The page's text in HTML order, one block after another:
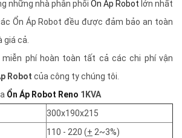
những nhà phân phối Ổn Áp Robot lớn nhất
Ổn Áp Robot đều được đảm bảo an toàn
giá cả.
phí hoàn toàn tất cả các chi phí vận
Robot của công ty chúng tôi.
Ổn Áp Robot Reno 1KVA
300x190x215
110 - 220 (+ 2~3%)